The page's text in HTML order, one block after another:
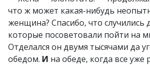
что ж может какая-нибудь
женщина? Спасибо, что
которые посоветовали пойти на
Отделался он двумя тысячами да
обедом. И на обеде, когда все уже